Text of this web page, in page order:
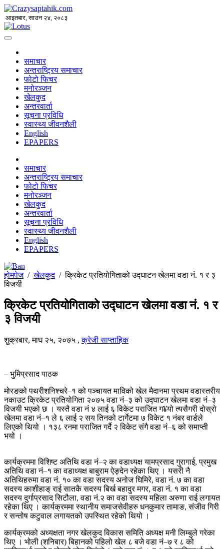
आइतबार, साउन २४, २०८३
समाचार
अन्तराष्ट्रिय समाचार
फोटो फिचर
मनोरञ्जन
खेलकुद
अन्तरवार्ता
सूचना प्रविधि
स्वास्थ्य जीवनशैली
English
EPAPERS
समाचार
अन्तराष्ट्रिय समाचार
फोटो फिचर
मनोरञ्जन
खेलकुद
अन्तरवार्ता
सूचना प्रविधि
स्वास्थ्य जीवनशैली
English
EPAPERS
होमपेज/खेलकुद/क्रिकेट प्रतियोगिताको उद्घाटन खेलमा वडा नं. १ र ३
विजयी
क्रिकेट प्रतियोगिताको उद्घाटन खेलमा वडा नं. १ र
३ विजयी
शुक्रबार, माघ २५, २०७५ ,क्रेजी साप्ताहिक
– भुमिप्रसाद पाठक
मोरङको पथरीशनिश्चरे–१ को पञ्चायत माविको खेल मैदानमा प्रथम वडास्तरीय
नकाउट क्रिकेट प्रतियोगिता २०७५ वडा नं–३ को उद्घाटन खेलमा वडा नं–३
विजयी भएको छ । यस्तै वडा नं ४ लाई ६ विकेट पराजित ग¥यो त्यसैगरी दोस्रो
खेलमा वडा नं–१ ले ६ लाई २ सय तिनको टार्गेटमा ७ विकेट १ नंबर वार्डले
लिएको थियो । १३८ रनमा पराजित गर्दै २ विकेट संगै वडा नं–६ को समाप्ती
भयो ।
कार्यक्रममा विशिष्ट अतिथि वडा नं–२ का वडाध्यक्ष यामप्रसाद गुरागाई, प्रमुख
अतिथि वडा नं–१ का वडाध्यक्ष बाबुराम ऐङ्देन रहेका थिए । यसरी नै
अतिथिहरुमा वडा नं. १० का वडा सदस्य अनोज घिमिरे, वडा नं. ७ का वडा
सदस्य काशीहाङ् राई सातकै सदस्य बिर्ख बहादुर मगर, वडा नं. १ का वडा
सदस्य दुर्गाप्रसाद सिटौला, वडा नं.२ का वडा सदस्य महिला अरुणा राई लगायत
रहेका थिए । कार्यक्रममा स्थानीय समाजसेवीहरु धनकुमार तामाङ, संजीव गिरी
र सन्तोष कटुवाल लगायतको उपस्थित रहेको थियो ।
कार्यक्रमको अध्यक्षता नगर खेलकुद विकास समिति अध्यक्ष मनी लिम्बुले गरेका
थिए । भोली (शनिबार) बिहानको पहिलो खेल ८ बजे वडा नं–७ र ८ को